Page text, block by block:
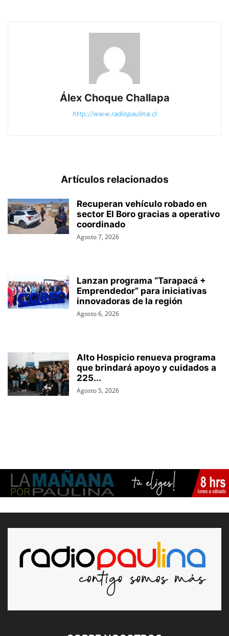
Álex Choque Challapa
http://www.radiopaulina.cl
Artículos relacionados
Recuperan vehículo robado en
sector El Boro gracias a operativo
coordinado
Agosto 7, 2026
Lanzan programa “Tarapacá +
Emprendedor” para iniciativas
innovadoras de la región
Agosto 6, 2026
Alto Hospicio renueva programa
que brindará apoyo y cuidados a
225...
Agosto 5, 2026